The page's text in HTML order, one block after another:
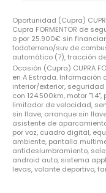
Oportunidad (Cupra)
Cupra FORMENTOR de
o por 25.900€ sin
todoterreno/suv de
automático (7), tracción
Ocasión (Cupra) CUPRA
en A Estrada. Información
interior/exterior,
con 124.500km, motor
limitador de velocidad,
sin llave, arranque sin
asistente de
por voz, cuadro digital,
ambiente, pantalla
antideslumbramiento,
android auto, sistema
levas, volante deportivo,